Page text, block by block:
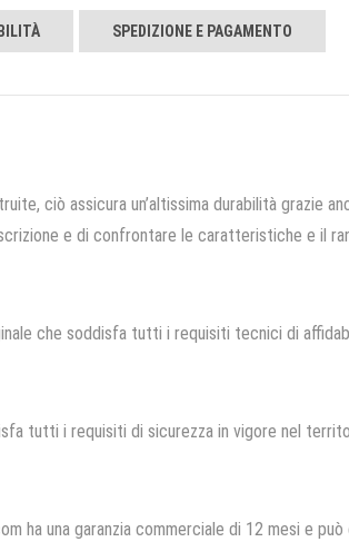
SPEDIZIONE E PAGAMENTO
ciò assicura un’altissima durabilità grazie
e di confrontare le caratteristiche e il
che soddisfa tutti i requisiti tecnici di
tutti i requisiti di sicurezza in vigore nel
ha una garanzia commerciale di 12 mesi e